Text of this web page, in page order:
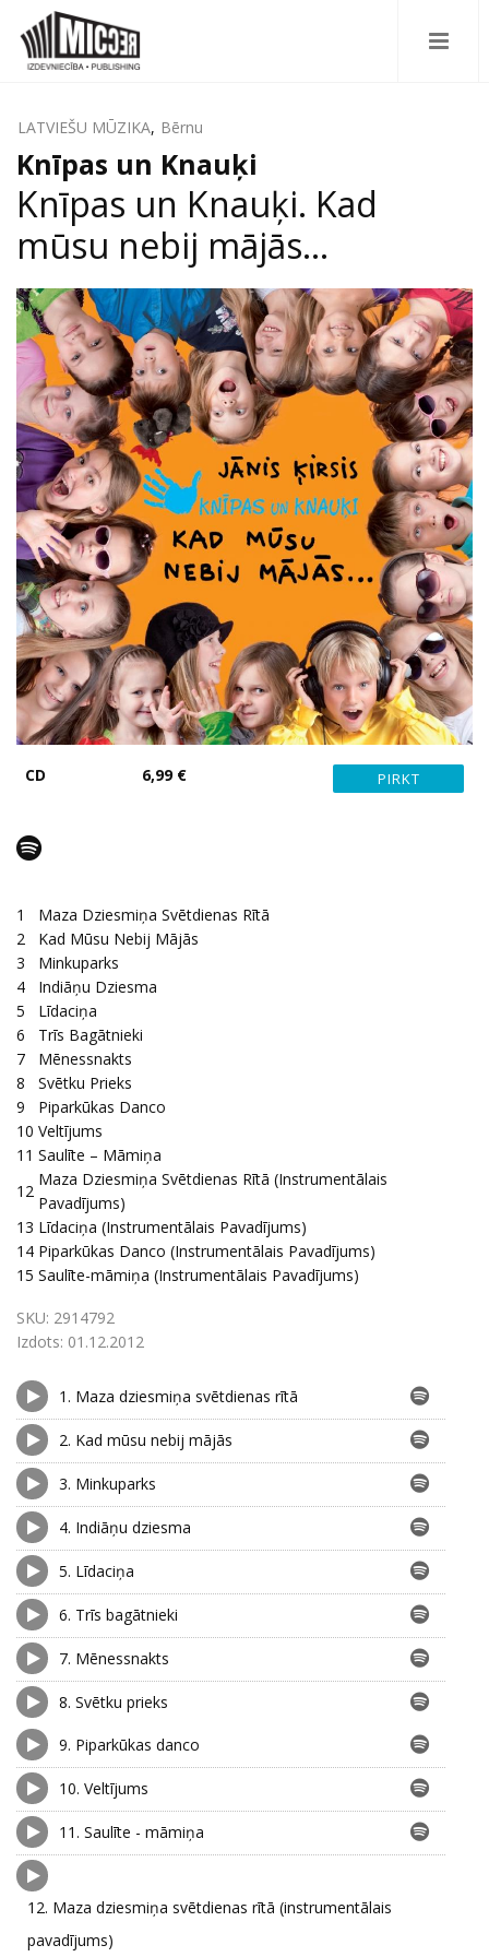
LATVIEŠU MŪZIKA, Bērnu
Knīpas un Knauķi
Knīpas un Knauķi. Kad
mūsu nebij mājās...
CD 6,99 €
1
Maza Dziesmiņa Svētdienas Rītā
2
Kad Mūsu Nebij Mājās
3
Minkuparks
4
Indiāņu Dziesma
5
Līdaciņa
6
Trīs Bagātnieki
7
Mēnessnakts
8
Svētku Prieks
9
Piparkūkas Danco
10 Veltījums
11 Saulīte – Māmiņa
12
Maza Dziesmiņa Svētdienas Rītā (Instrumentālais
Pavadījums)
13 Līdaciņa (Instrumentālais Pavadījums)
14 Piparkūkas Danco (Instrumentālais Pavadījums)
15 Saulīte-māmiņa (Instrumentālais Pavadījums)
SKU: 2914792
Izdots: 01.12.2012
1. Maza dziesmiņa svētdienas rītā
2. Kad mūsu nebij mājās
3. Minkuparks
4. Indiāņu dziesma
5. Līdaciņa
6. Trīs bagātnieki
7. Mēnessnakts
8. Svētku prieks
9. Piparkūkas danco
10. Veltījums
11. Saulīte - māmiņa
12. Maza dziesmiņa svētdienas rītā (instrumentālais
pavadījums)